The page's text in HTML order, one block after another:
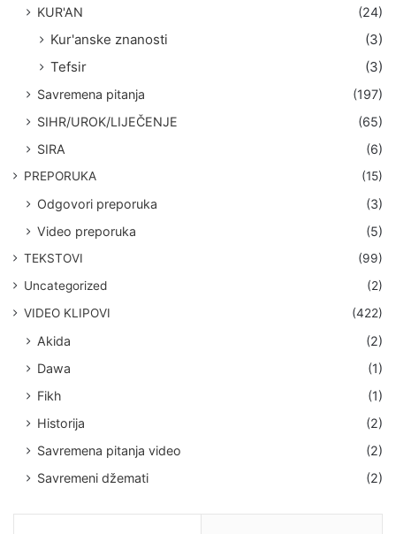
KUR'AN (24)
Kur'anske znanosti
(3)
Tefsir
(3)
Savremena pitanja
(197)
SIHR/UROK/LIJEČENJE
(65)
SIRA
(6)
PREPORUKA (15)
Odgovori preporuka
(3)
Video preporuka
(5)
TEKSTOVI
(99)
Uncategorized
(2)
VIDEO KLIPOVI
(422)
Akida
(2)
Dawa
(1)
Fikh
(1)
Historija
(2)
Savremena pitanja video
(2)
Savremeni džemati
(2)